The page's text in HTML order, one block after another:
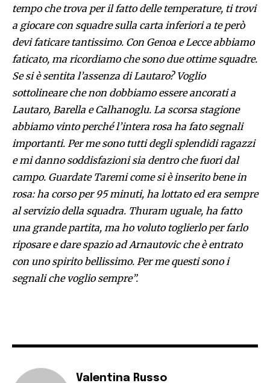
tempo che trova per il fatto delle temperature, ti trovi
a giocare con squadre sulla carta inferiori a te però
devi faticare tantissimo. Con Genoa e Lecce abbiamo
faticato, ma ricordiamo che sono due ottime squadre.
Se si è sentita l’assenza di Lautaro? Voglio
sottolineare che non dobbiamo essere ancorati a
Lautaro, Barella e Calhanoglu. La scorsa stagione
abbiamo vinto perché l’intera rosa ha fato segnali
importanti. Per me sono tutti degli splendidi ragazzi
e mi danno soddisfazioni sia dentro che fuori dal
campo. Guardate Taremi come si è inserito bene in
rosa: ha corso per 95 minuti, ha lottato ed era sempre
al servizio della squadra. Thuram uguale, ha fatto
una grande partita, ma ho voluto toglierlo per farlo
riposare e dare spazio ad Arnautovic che è entrato
con uno spirito bellissimo. Per me questi sono i
segnali che voglio sempre”.
Valentina Russo